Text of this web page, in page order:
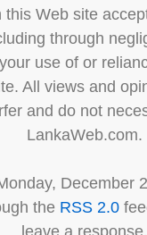
Web site
through
use of or
All views and
and do not
LankaWeb.com.
December
the RSS 2.0
leave a response.